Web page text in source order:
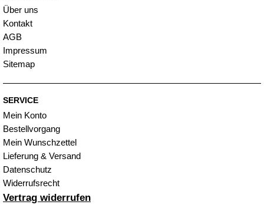
Über uns
Kontakt
AGB
Impressum
Sitemap
SERVICE
Mein Konto
Bestellvorgang
Mein Wunschzettel
Lieferung & Versand
Datenschutz
Widerrufsrecht
Vertrag widerrufen